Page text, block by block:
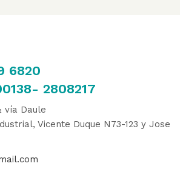
6820
2808217
vía Daule
Vicente Duque N73-123 y Jose